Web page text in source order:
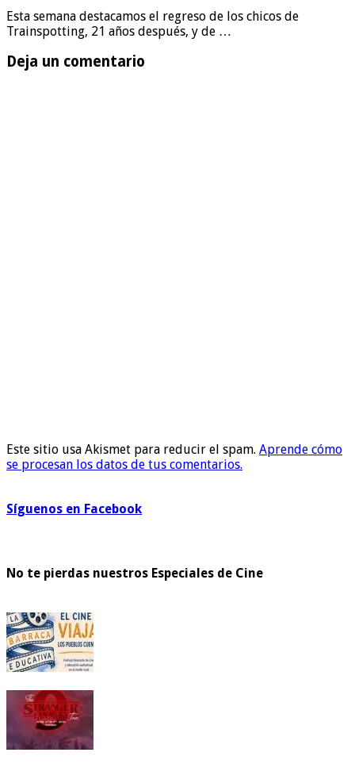
Esta semana destacamos el regreso de los chicos de
Trainspotting, 21 años después, y de …
Deja un comentario
Este sitio usa Akismet para reducir el spam. Aprende cómo
se procesan los datos de tus comentarios.
Síguenos en Facebook
No te pierdas nuestros Especiales de Cine